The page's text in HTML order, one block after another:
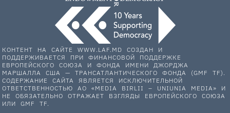
КОНТЕНТ НА САЙТЕ WWW.LAF.MD СОЗДАН И
ПОДДЕРЖИВАЕТСЯ ПРИ ФИНАНСОВОЙ ПОДДЕРЖКЕ
ЕВРОПЕЙСКОГО СОЮЗА И ФОНДА ИМЕНИ ДЖОРДЖА
МАРШАЛЛА США — ТРАНСАТЛАНТИЧЕСКОГО ФОНДА (GMF TF).
СОДЕРЖАНИЕ САЙТА ЯВЛЯЕТСЯ ИСКЛЮЧИТЕЛЬНОЙ
ОТВЕТСТВЕННОСТЬЮ АО «MEDIA BIRLII – UNIUNIA MEDIA» И
НЕ ОБЯЗАТЕЛЬНО ОТРАЖАЕТ ВЗГЛЯДЫ ЕВРОПЕЙСКОГО СОЮЗА
ИЛИ GMF TF.